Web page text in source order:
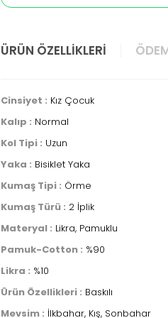
ÜRÜN ÖZELLIKLERI
Cinsiyet : Kız Çocuk
Kalıp : Normal
Kol Tipi : Uzun
Yaka : Bisiklet Yaka
Kumaş Tipi : Örme
Kumaş Türü : 2 İplik
Materyal : Likra, Pamuklu
Pamuk-Cotton : %90
Likra : %10
Ürün Özellikleri : Baskılı
Mevsim : İlkbahar, Kış, Sonbahar